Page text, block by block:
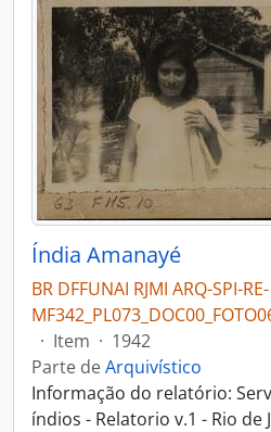
Índia Amanayé
BR DFFUNAI RJMI ARQ-SPI-RE-
· Item · 1942
Parte deArquivístico
Informação do relatório:
índios - Relatorio v.1 - Rio de